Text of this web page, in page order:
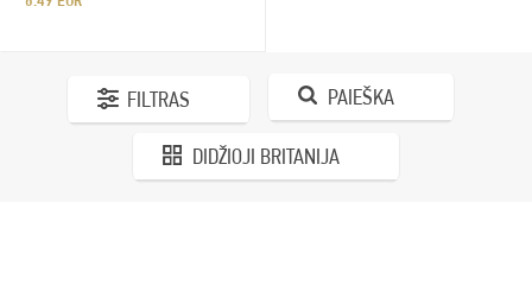
FILTRAS PAIEŠKA
DIDŽIOJI BRITANIJA